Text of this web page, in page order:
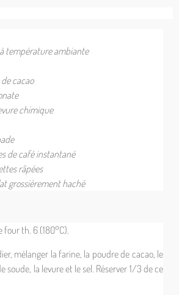
à température ambiante
cacao
chimique
de café instantané
râpées
grossièrement haché
four th. 6 (180°C).
mélanger la farine, la poudre de cacao, le
soude, la levure et le sel. Réserver 1/3 de ce